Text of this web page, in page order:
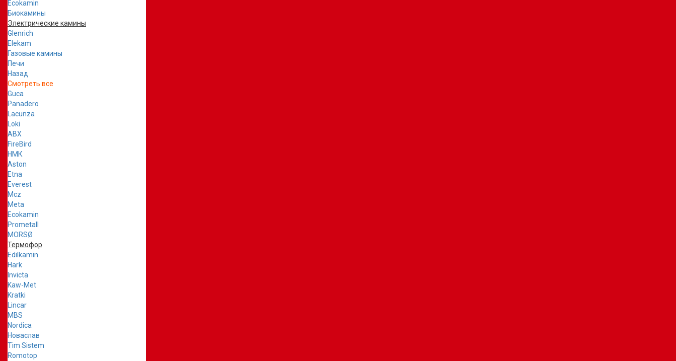
Ecokamin
Биокамины
Электрические камины
Glenrich
Elekam
Газовые камины
Печи
Назад
Смотреть все
Guca
Panadero
Lacunza
Loki
ABX
FireBird
НМК
Aston
Etna
Everest
Mcz
Meta
Ecokamin
Prometall
MORSØ
Термофор
Edilkamin
Hark
Invicta
Kaw-Met
Kratki
Lincar
MBS
Nordica
Новаслав
Tim Sistem
Romotop